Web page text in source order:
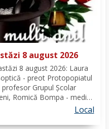
8 august 2026
8 august 2026: Laura
- preot Protopopiatul
Grupul Școlar
Romică Bompa - medic
Redacția Dorohoi
ani!...
Local